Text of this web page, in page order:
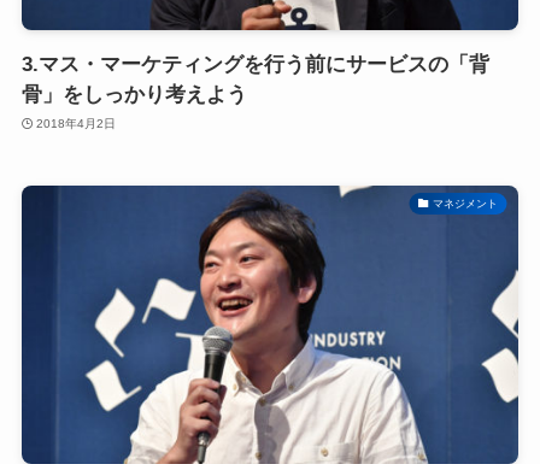
3.マス・マーケティングを行う前にサービスの「背
骨」をしっかり考えよう
2018年4月2日
マネジメント